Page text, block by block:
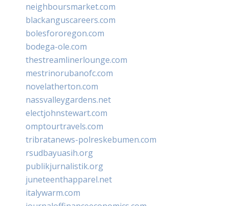
neighboursmarket.com
blackanguscareers.com
bolesfororegon.com
bodega-ole.com
thestreamlinerlounge.com
mestrinorubanofc.com
novelatherton.com
nassvalleygardens.net
electjohnstewart.com
omptourtravels.com
tribratanews-polreskebumen.com
rsudbayuasih.org
publikjurnalistik.org
juneteenthapparel.net
italywarm.com